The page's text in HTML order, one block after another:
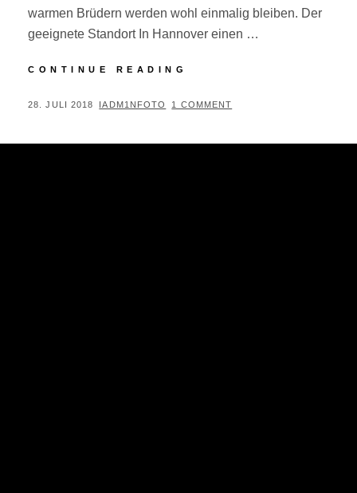
warmen Brüdern werden wohl einmalig bleiben. Der
geeignete Standort In Hannover einen …
CONTINUE READING
2018
POSTED
28. JULI 2018 BY
IADM1NFOTO 1 COMMENT